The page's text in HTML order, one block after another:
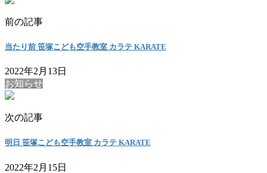
前の記事
当たり前 笹塚こども空手教室 カラテ KARATE
2022年2月13日
お知らせ
次の記事
明日 笹塚こども空手教室 カラテ KARATE
2022年2月15日